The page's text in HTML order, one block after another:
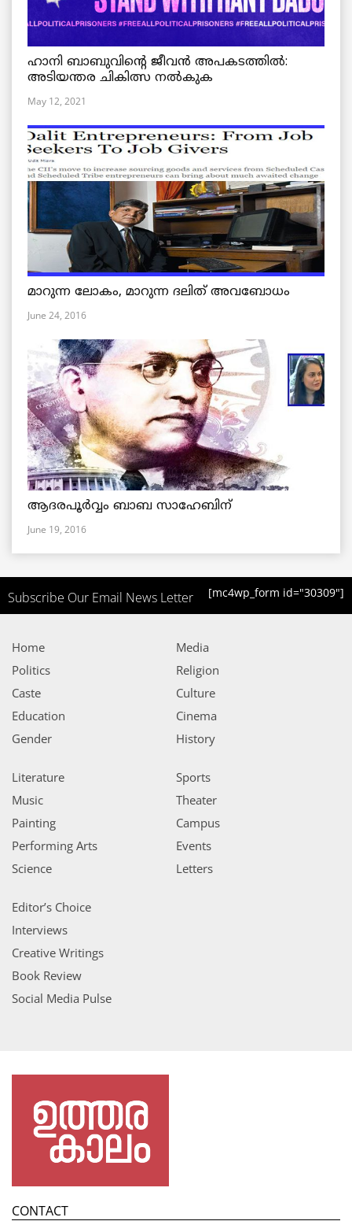
ഹാനി ബാബുവിന്റെ ജീവൻ അപകടത്തിൽ:
അടിയന്തര ചികിത്സ നൽകുക
May 12, 2021
മാറുന്ന ലോകം, മാറുന്ന ദലിത് അവബോധം
June 24, 2016
ആദരപൂര്‍വ്വം ബാബ സാഹേബിന്
June 19, 2016
Subscribe Our Email News Letter [mc4wp_form id="30309"]
Home
Politics
Caste
Education
Gender
Media
Religion
Culture
Cinema
History
Literature
Music
Painting
Performing Arts
Science
Sports
Theater
Campus
Events
Letters
Editor’s Choice
Interviews
Creative Writings
Book Review
Social Media Pulse
CONTACT